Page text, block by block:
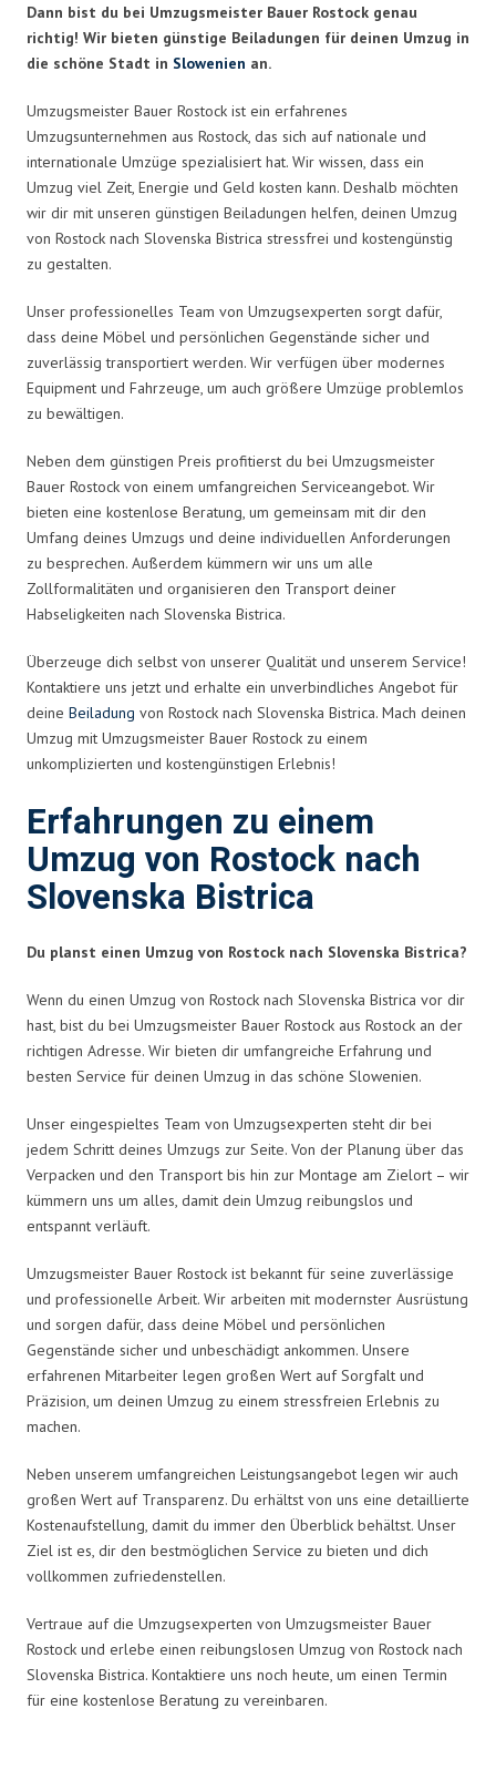
Dann bist du bei Umzugsmeister Bauer Rostock genau
richtig! Wir bieten günstige Beiladungen für deinen Umzug in
die schöne Stadt in Slowenien an.
Umzugsmeister Bauer Rostock ist ein erfahrenes
Umzugsunternehmen aus Rostock, das sich auf nationale und
internationale Umzüge spezialisiert hat. Wir wissen, dass ein
Umzug viel Zeit, Energie und Geld kosten kann. Deshalb möchten
wir dir mit unseren günstigen Beiladungen helfen, deinen Umzug
von Rostock nach Slovenska Bistrica stressfrei und kostengünstig
zu gestalten.
Unser professionelles Team von Umzugsexperten sorgt dafür,
dass deine Möbel und persönlichen Gegenstände sicher und
zuverlässig transportiert werden. Wir verfügen über modernes
Equipment und Fahrzeuge, um auch größere Umzüge problemlos
zu bewältigen.
Neben dem günstigen Preis profitierst du bei Umzugsmeister
Bauer Rostock von einem umfangreichen Serviceangebot. Wir
bieten eine kostenlose Beratung, um gemeinsam mit dir den
Umfang deines Umzugs und deine individuellen Anforderungen
zu besprechen. Außerdem kümmern wir uns um alle
Zollformalitäten und organisieren den Transport deiner
Habseligkeiten nach Slovenska Bistrica.
Überzeuge dich selbst von unserer Qualität und unserem Service!
Kontaktiere uns jetzt und erhalte ein unverbindliches Angebot für
deine Beiladung von Rostock nach Slovenska Bistrica. Mach deinen
Umzug mit Umzugsmeister Bauer Rostock zu einem
unkomplizierten und kostengünstigen Erlebnis!
Erfahrungen zu einem
Umzug von Rostock nach
Slovenska Bistrica
Du planst einen Umzug von Rostock nach Slovenska Bistrica?
Wenn du einen Umzug von Rostock nach Slovenska Bistrica vor dir
hast, bist du bei Umzugsmeister Bauer Rostock aus Rostock an der
richtigen Adresse. Wir bieten dir umfangreiche Erfahrung und
besten Service für deinen Umzug in das schöne Slowenien.
Unser eingespieltes Team von Umzugsexperten steht dir bei
jedem Schritt deines Umzugs zur Seite. Von der Planung über das
Verpacken und den Transport bis hin zur Montage am Zielort – wir
kümmern uns um alles, damit dein Umzug reibungslos und
entspannt verläuft.
Umzugsmeister Bauer Rostock ist bekannt für seine zuverlässige
und professionelle Arbeit. Wir arbeiten mit modernster Ausrüstung
und sorgen dafür, dass deine Möbel und persönlichen
Gegenstände sicher und unbeschädigt ankommen. Unsere
erfahrenen Mitarbeiter legen großen Wert auf Sorgfalt und
Präzision, um deinen Umzug zu einem stressfreien Erlebnis zu
machen.
Neben unserem umfangreichen Leistungsangebot legen wir auch
großen Wert auf Transparenz. Du erhältst von uns eine detaillierte
Kostenaufstellung, damit du immer den Überblick behältst. Unser
Ziel ist es, dir den bestmöglichen Service zu bieten und dich
vollkommen zufriedenstellen.
Vertraue auf die Umzugsexperten von Umzugsmeister Bauer
Rostock und erlebe einen reibungslosen Umzug von Rostock nach
Slovenska Bistrica. Kontaktiere uns noch heute, um einen Termin
für eine kostenlose Beratung zu vereinbaren.